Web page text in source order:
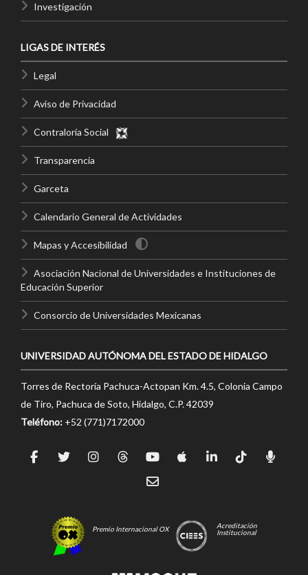
Investigación
LIGAS DE INTERÉS
Legal
Aviso de Privacidad
Contraloría Social
Transparencia
Garceta
Calendario General de Actividades
Mapas y Accesibilidad
Asociación Nacional de Universidades e Instituciones de
Educación Superior
Consorcio de Universidades Mexicanas
UNIVERSIDAD AUTÓNOMA DEL ESTADO DE HIDALGO
Torres de Rectoría Pachuca-Actopan Km. 4.5, Colonia Campo
de Tiro, Pachuca de Soto, Hidalgo, C.P. 42039
Teléfono: +52 (771)7172000
Premio Internacional OX
Acreditación
Institucional